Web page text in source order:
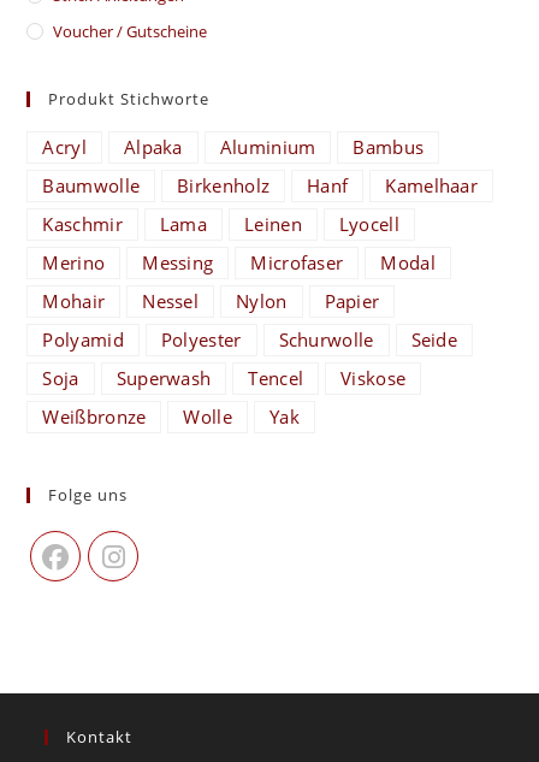
Voucher / Gutscheine
Produkt Stichworte
Acryl Alpaka Aluminium
Bambus
Baumwolle
Birkenholz Hanf
Kamelhaar
Kaschmir
Lama Leinen
Lyocell
Merino
Messing Microfaser
Modal
Mohair
Nessel Nylon
Papier
Polyamid
Polyester Schurwolle
Seide
Soja
Superwash Tencel
Viskose
Weißbronze
Wolle Yak
Folge uns
Kontakt